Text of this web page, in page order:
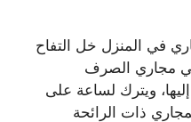
في المنزل خل التفاح
مجاري الصرف
ويترك لساعة على
ذات الرائحة